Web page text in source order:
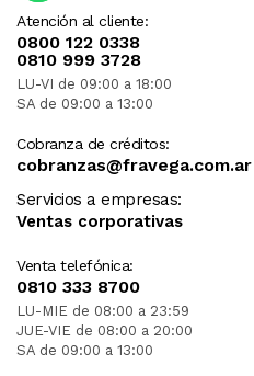
Atención al cliente:
0800 122 0338
0810 999 3728
LU-VI de 09:00 a 18:00
SA de 09:00 a 13:00
Cobranza de créditos:
cobranzas@fravega.com.ar
Servicios a empresas:
Ventas corporativas
Venta telefónica:
0810 333 8700
LU-MIE de 08:00 a 23:59
JUE-VIE de 08:00 a 20:00
SA de 09:00 a 13:00